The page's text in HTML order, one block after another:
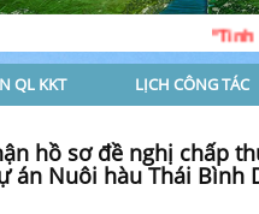
“Tinh -
QL KKT LỊCH CÔNG TÁC
hồ sơ đề nghị chấp
án Nuôi hàu Thái Bình